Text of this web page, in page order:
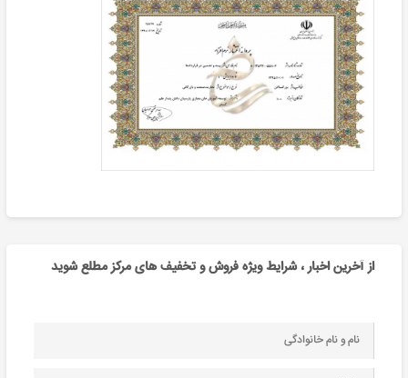
از آخرین اخبار ، شرایط ویژه فروش و تخفیف های مرکز مطلع شوید